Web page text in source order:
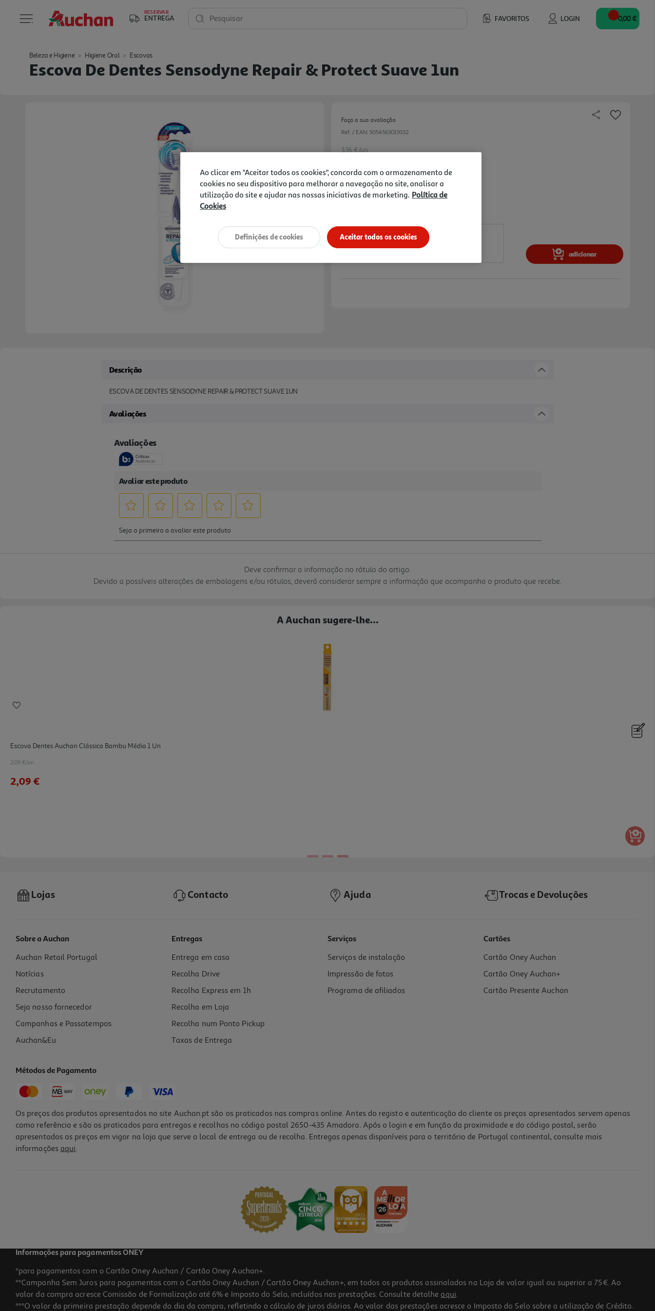
RESERVAR
ENTREGA FAVORITOS LOGIN
Pesquisar 0,00 €
Beleza e Higiene Higiene Oral Escovas
Escova De Dentes Sensodyne Repair & Protect Suave 1un
Faça a sua avaliação
Ref. / EAN: 5054563019332
3.36 €/un
3,36 €
adicionar
Descrição
ESCOVA DE DENTES SENSODYNE REPAIR & PROTECT SUAVE 1UN
Avaliações
Deve confirmar a informação no rótulo do artigo.
Devido a possíveis alterações de embalagens e/ou rótulos, deverá considerar sempre a informação que acompanha o produto que recebe.
A Auchan sugere-lhe...
Escova Dentes Auchan Clássica Bambu Média 1 Un
2.09 €/un
2,09 €
Escova Dentes Auchan Sensitive Extra Suave 1 Un
0.99 €/un
0,99 €
Lojas Contacto Ajuda Trocas e Devoluções
Sobre a Auchan
Auchan Retail Portugal
Notícias
Recrutamento
Seja nosso fornecedor
Campanhas e Passatempos
Auchan&Eu
Entregas
Entrega em casa
Recolha Drive
Recolha Express em 1h
Recolha em Loja
Recolha num Ponto Pickup
Taxas de Entrega
Serviços
Serviços de instalação
Impressão de fotos
Programa de afiliados
Cartões
Cartão Oney Auchan
Cartão Oney Auchan+
Cartão Presente Auchan
Métodos de Pagamento
Os preços dos produtos apresentados no site Auchan.pt são os praticados nas compras online. Antes do registo e autenticação do cliente os preços apresentados servem apenas
como referência e são os praticados para entregas e recolhas no código postal 2650-435 Amadora. Após o login e em função da proximidade e do código postal, serão
apresentados os preços em vigor na loja que serve o local de entrega ou de recolha. Entregas apenas disponíveis para o território de Portugal continental, consulte mais
informações aqui.
Informações para pagamentos ONEY
*para pagamentos com o Cartão Oney Auchan / Cartão Oney Auchan+.
**Campanha Sem Juros para pagamentos com o Cartão Oney Auchan / Cartão Oney Auchan+, em todos os produtos assinalados na Loja de valor igual ou superior a 75€. Ao
valor da compra acresce Comissão de Formalização até 6% e Imposto do Selo, incluídos nas prestações. Consulte detalhe aqui.
***O valor da primeira prestação depende do dia da compra, refletindo o cálculo de juros diários. Ao valor das prestações acresce o Imposto do Selo sobre a utilização de Crédito.
Ao clicar em "Aceitar todos os cookies", concorda com o armazenamento de
cookies no seu dispositivo para melhorar a navegação no site, analisar a
utilização do site e ajudar nas nossas iniciativas de marketing. Política de
Cookies
Aceitar todos os cookies
Definições de cookies